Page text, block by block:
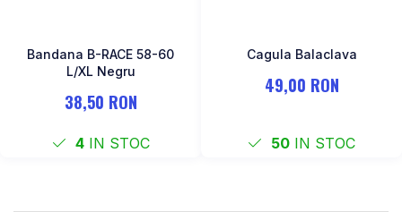
Bandana B-RACE 58-60
L/XL Negru
38,50 RON
4IN STOC
Cagula Balaclava
49,00 RON
50 IN STOC